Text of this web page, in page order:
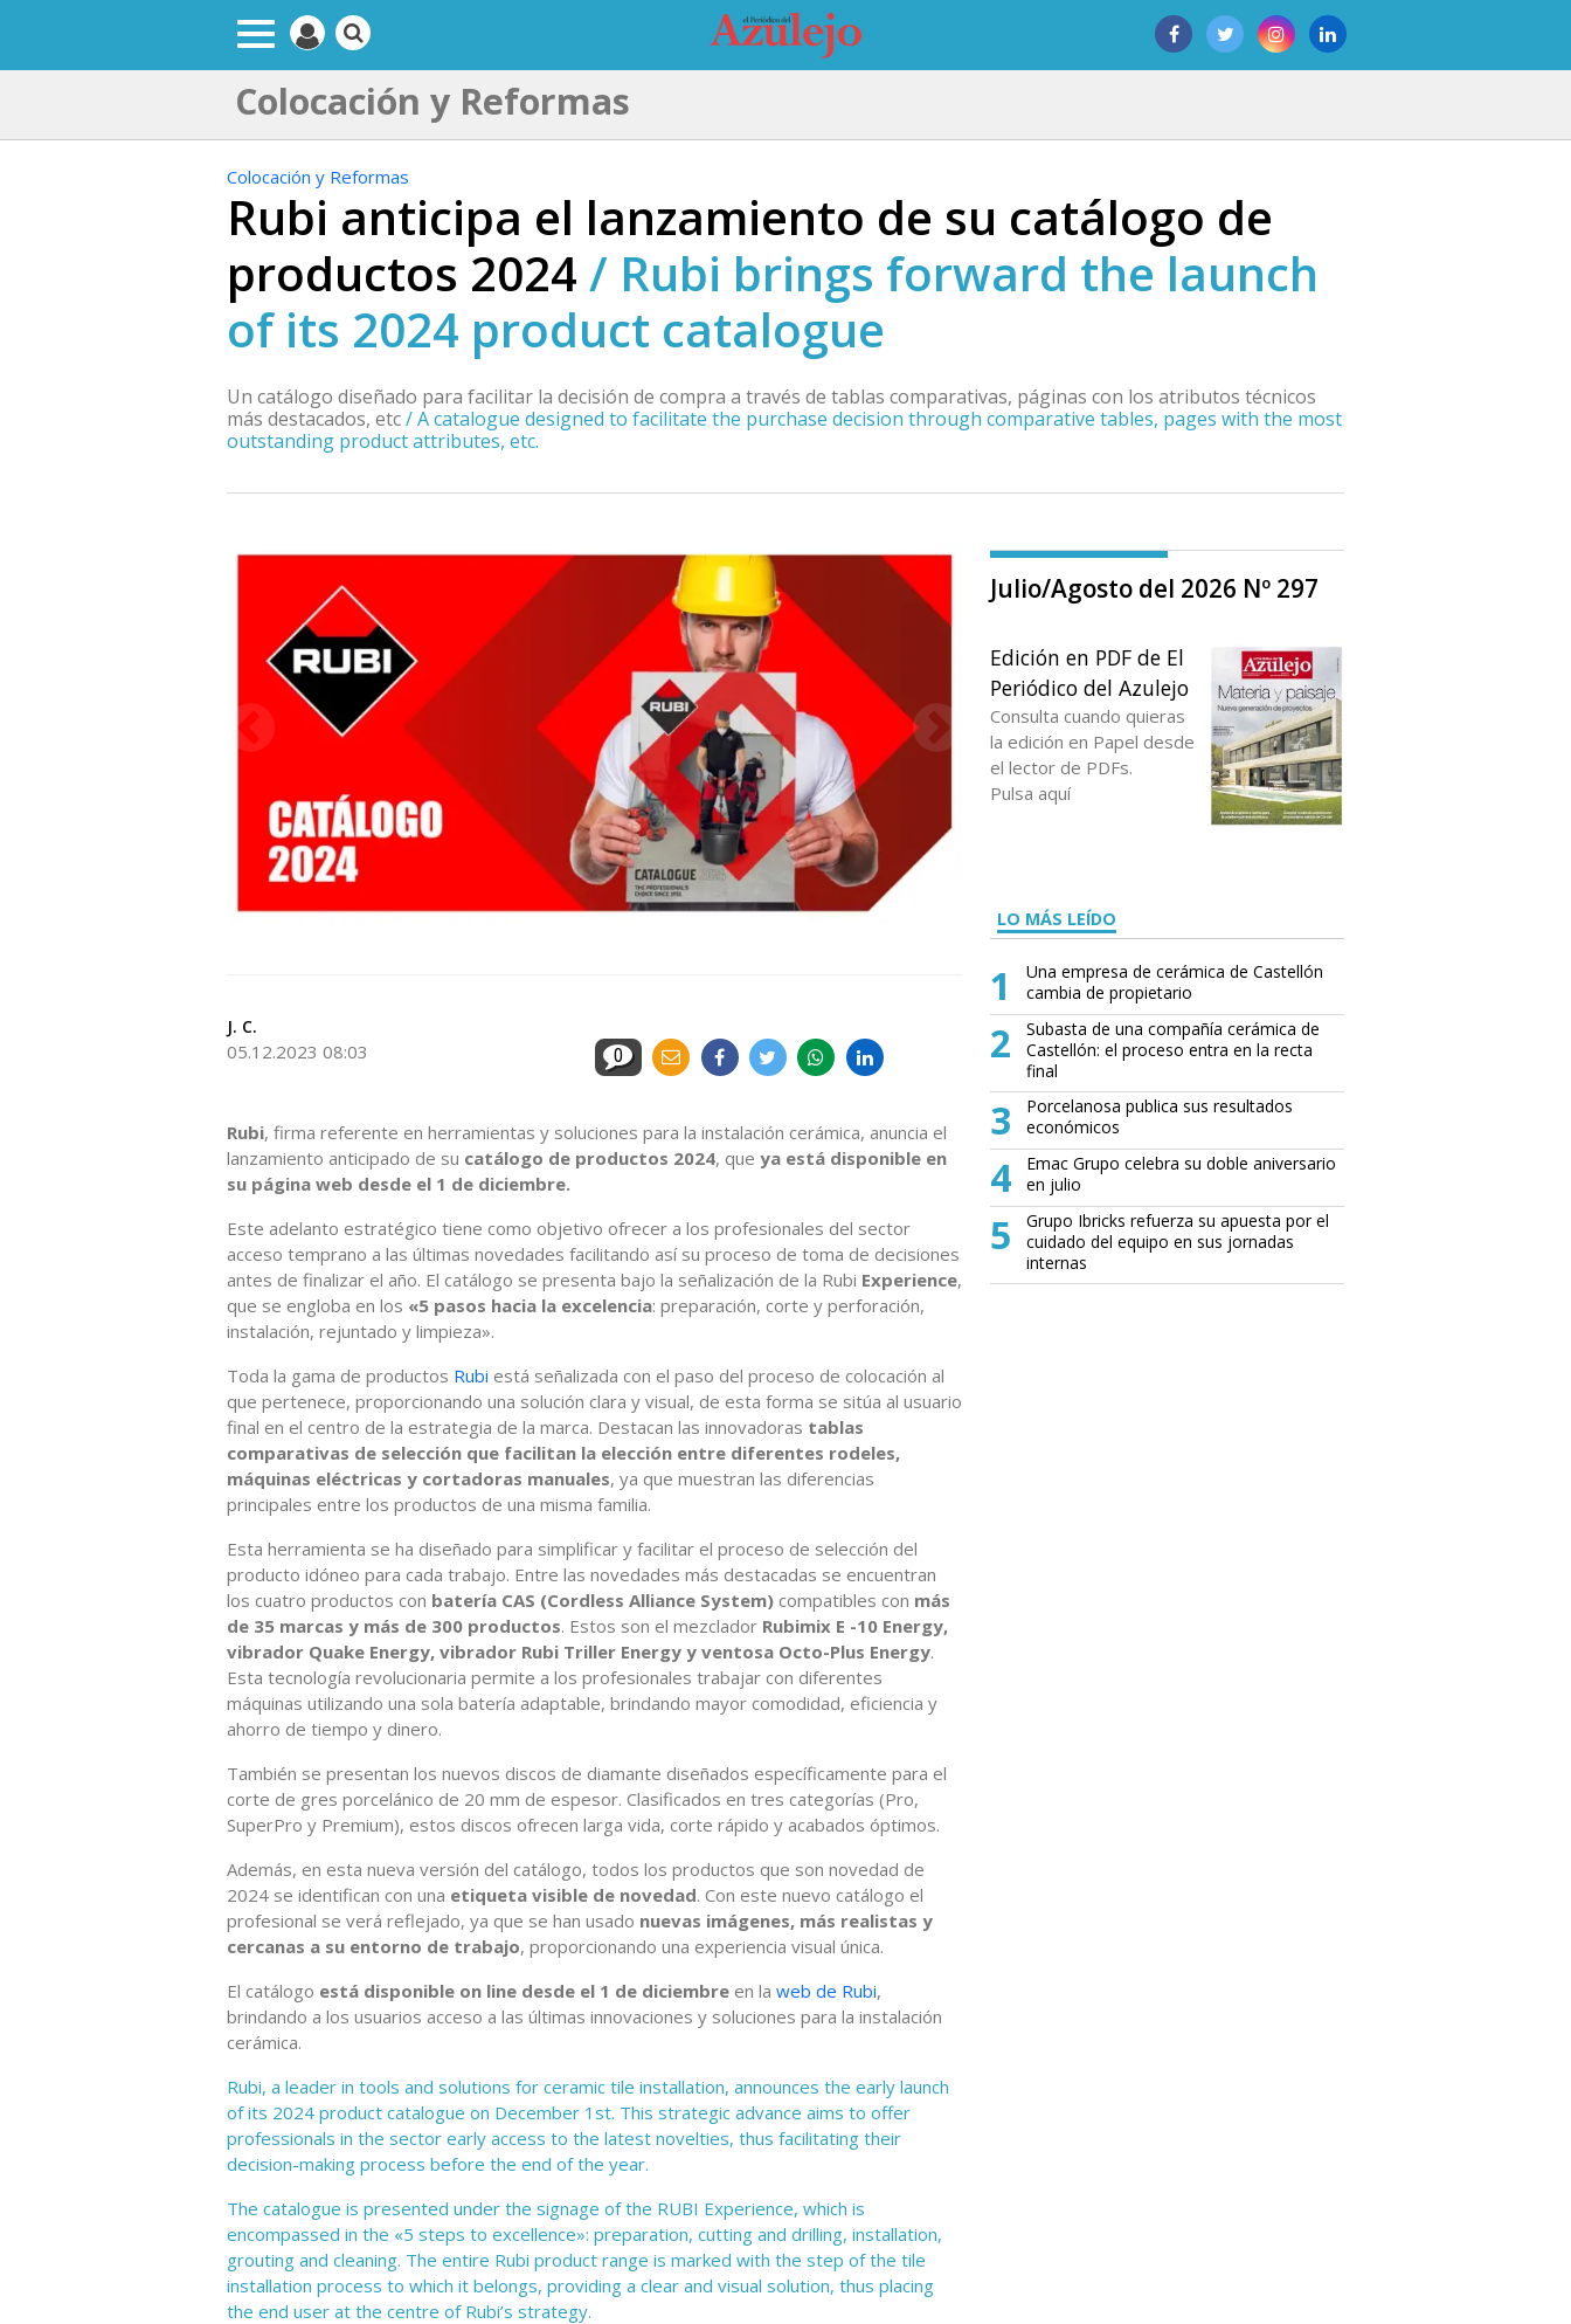
Colocación y Reformas
Colocación y Reformas
Rubi anticipa el lanzamiento de su catálogo de
productos 2024 / Rubi brings forward the launch
of its 2024 product catalogue
Un catálogo diseñado para facilitar la decisión de compra a través de tablas comparativas, páginas con los atributos técnicos
más destacados, etc/A catalogue designed to facilitate the purchase decision through comparative tables, pages with the most
outstanding product attributes, etc.
J. C.
05.12.2023 08:03 0
Rubi, firma referente en herramientas y soluciones para la instalación cerámica, anuncia el
lanzamiento anticipado de su catálogo de productos 2024, que ya está disponible en
su página web desde el 1 de diciembre.
Este adelanto estratégico tiene como objetivo ofrecer a los profesionales del sector
acceso temprano a las últimas novedades facilitando así su proceso de toma de decisiones
antes de finalizar el año. El catálogo se presenta bajo la señalización de la Rubi Experience,
que se engloba en los «5 pasos hacia la excelencia: preparación, corte y perforación,
instalación, rejuntado y limpieza».
Toda la gama de productos Rubi está señalizada con el paso del proceso de colocación al
que pertenece, proporcionando una solución clara y visual, de esta forma se sitúa al usuario
final en el centro de la estrategia de la marca. Destacan las innovadoras tablas
comparativas de selección que facilitan la elección entre diferentes rodeles,
máquinas eléctricas y cortadoras manuales, ya que muestran las diferencias
principales entre los productos de una misma familia.
Esta herramienta se ha diseñado para simplificar y facilitar el proceso de selección del
producto idóneo para cada trabajo. Entre las novedades más destacadas se encuentran
los cuatro productos con batería CAS (Cordless Alliance System) compatibles con más
de 35 marcas y más de 300 productos. Estos son el mezclador Rubimix E -10 Energy,
vibrador Quake Energy, vibrador Rubi Triller Energy y ventosa Octo-Plus Energy.
Esta tecnología revolucionaria permite a los profesionales trabajar con diferentes
máquinas utilizando una sola batería adaptable, brindando mayor comodidad, eficiencia y
ahorro de tiempo y dinero.
También se presentan los nuevos discos de diamante diseñados específicamente para el
corte de gres porcelánico de 20 mm de espesor. Clasificados en tres categorías (Pro,
SuperPro y Premium), estos discos ofrecen larga vida, corte rápido y acabados óptimos.
Además, en esta nueva versión del catálogo, todos los productos que son novedad de
2024 se identifican con una etiqueta visible de novedad. Con este nuevo catálogo el
profesional se verá reflejado, ya que se han usado nuevas imágenes, más realistas y
cercanas a su entorno de trabajo, proporcionando una experiencia visual única.
El catálogo está disponible on line desde el 1 de diciembre en la web de Rubi,
brindando a los usuarios acceso a las últimas innovaciones y soluciones para la instalación
cerámica.
Rubi, a leader in tools and solutions for ceramic tile installation, announces the early launch
of its 2024 product catalogue on December 1st. This strategic advance aims to offer
professionals in the sector early access to the latest novelties, thus facilitating their
decision-making process before the end of the year.
The catalogue is presented under the signage of the RUBI Experience, which is
encompassed in the «5 steps to excellence»: preparation, cutting and drilling, installation,
grouting and cleaning. The entire Rubi product range is marked with the step of the tile
installation process to which it belongs, providing a clear and visual solution, thus placing
the end user at the centre of Rubi’s strategy.
Julio/Agosto del 2026 Nº 297
Edición en PDF de El
Periódico del Azulejo
Consulta cuando quieras
la edición en Papel desde
el lector de PDFs.
Pulsa aquí
LO MÁS LEÍDO
1
Una empresa de cerámica de Castellón
cambia de propietario
2
Subasta de una compañía cerámica de
Castellón: el proceso entra en la recta
final
3
Porcelanosa publica sus resultados
económicos
4
Emac Grupo celebra su doble aniversario
en julio
5
Grupo Ibricks refuerza su apuesta por el
cuidado del equipo en sus jornadas
internas